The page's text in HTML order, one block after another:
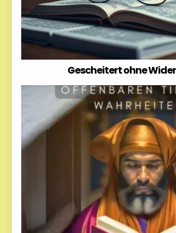
Gescheitert ohne